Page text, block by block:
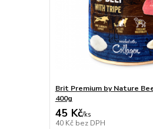
Brit Premium by Nature
400g
45 Kč/ks
40 Kč bez DPH